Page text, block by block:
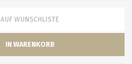
AUF WUNSCHLISTE
IN WARENKORB